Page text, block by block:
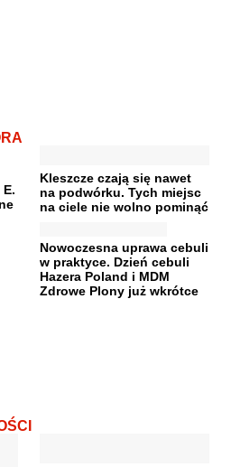
Kleszcze czają się nawet
na podwórku. Tych miejsc
na ciele nie wolno pominąć
Nowoczesna uprawa cebuli
w praktyce. Dzień cebuli
Hazera Poland i MDM
Zdrowe Plony już wkrótce